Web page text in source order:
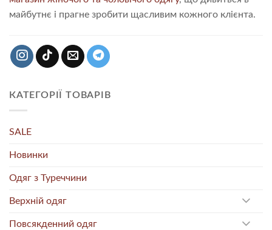
майбутнє і прагне зробити щасливим кожного клієнта.
КАТЕГОРІЇ ТОВАРІВ
SALE
Новинки
Одяг з Туреччини
Верхній одяг
Повсякденний одяг